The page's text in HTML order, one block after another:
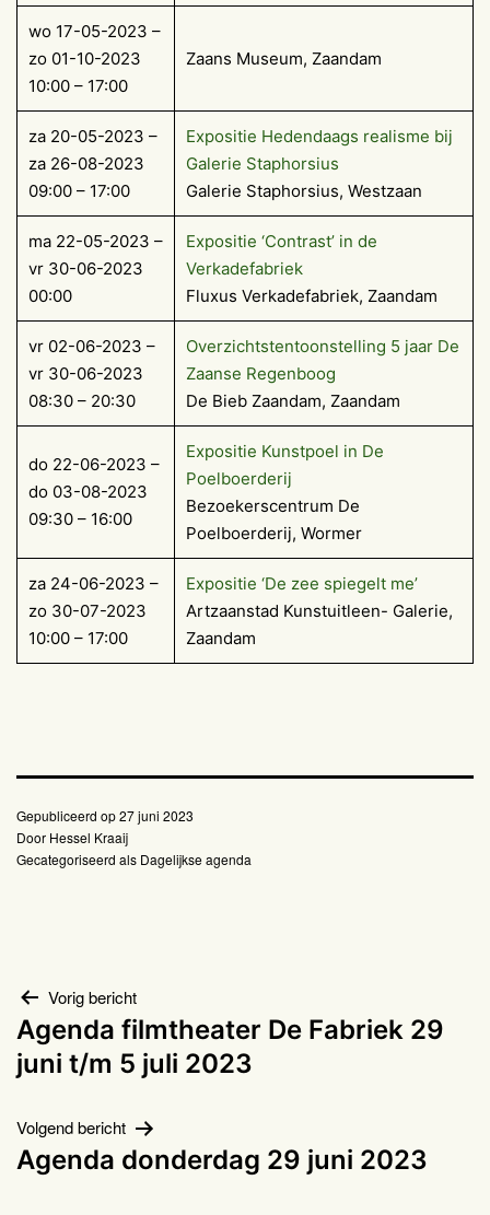
wo 17-05-2023 –
zo 01-10-2023
10:00 – 17:00
Zaans Museum, Zaandam
za 20-05-2023 –
za 26-08-2023
09:00 – 17:00
Expositie Hedendaags realisme bij
Galerie Staphorsius
Galerie Staphorsius, Westzaan
ma 22-05-2023 –
vr 30-06-2023
00:00
Expositie ‘Contrast’ in de
Verkadefabriek
Fluxus Verkadefabriek, Zaandam
vr 02-06-2023 –
vr 30-06-2023
08:30 – 20:30
Overzichtstentoonstelling 5 jaar De
Zaanse Regenboog
De Bieb Zaandam, Zaandam
do 22-06-2023 –
do 03-08-2023
09:30 – 16:00
Exposi­tie Kun­st­poel in De
Poelboerderij
Bezoekerscentrum De
Poelboerderij, Wormer
za 24-06-2023 –
zo 30-07-2023
10:00 – 17:00
Expositie ‘De zee spiegelt me’
Artzaanstad Kunstuitleen- Galerie,
Zaandam
Gepubliceerd op27 juni 2023
Door Hessel Kraaij
Gecategoriseerd als Dagelijkse agenda
Bericht
navigatie
Vorig bericht
Agenda filmtheater De Fabriek 29
juni t/m 5 juli 2023
Volgend bericht
Agenda donderdag 29 juni 2023